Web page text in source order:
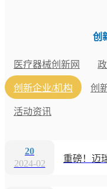
创
医疗器械创新网
创新企业/机构 创
活动资讯
20
2024-02
重磅！迈